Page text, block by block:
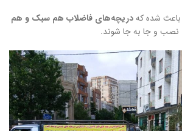
باعث شده کهدریچه‌های فاضلاب هم سبک و هم
نصب و جا به جا شوند.